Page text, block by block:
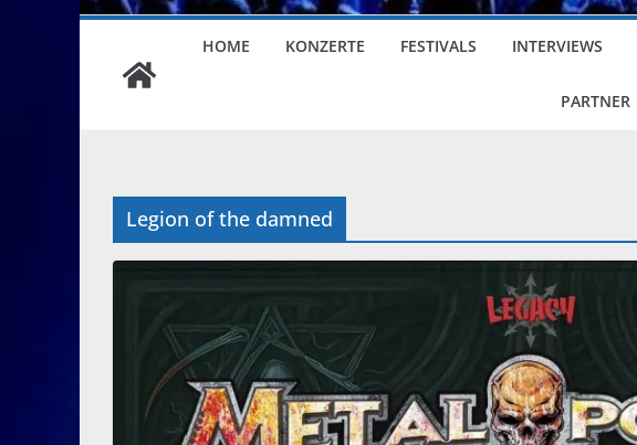
HOME KONZERTE FESTIVALS INTERVIEWS
PARTNER
Legion of the damned